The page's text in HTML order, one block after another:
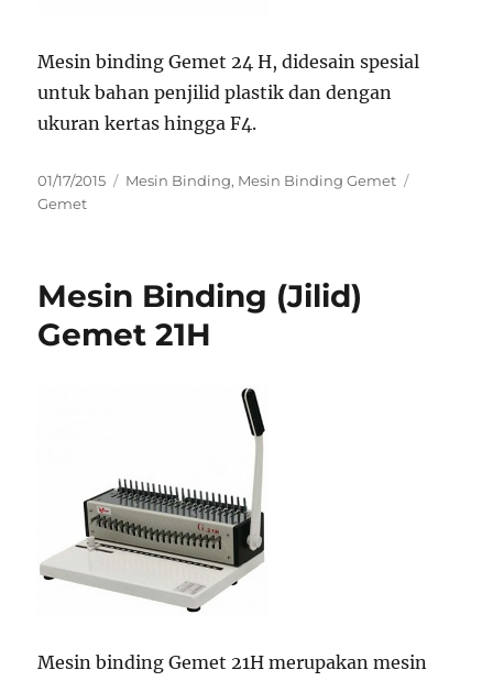
Mesin binding Gemet 24 H, didesain spesial
untuk bahan penjilid plastik dan dengan
ukuran kertas hingga F4.
Posted
on
01/17/2015 Categories
Mesin Binding, Mesin Binding Gemet
Gemet
Mesin Binding (Jilid)
Gemet 21H
Mesin binding Gemet 21H merupakan mesin